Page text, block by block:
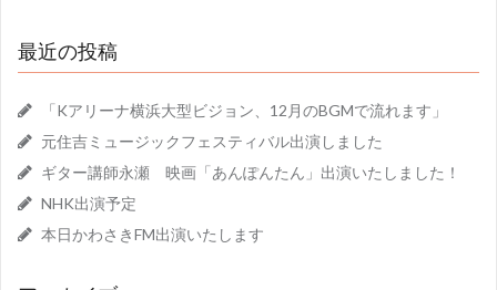
ゲ
ー
シ
ョ
ン
最近の投稿
「Kアリーナ横浜大型ビジョン、12月のBGMで流れます」
元住吉ミュージックフェスティバル出演しました
ギター講師永瀬 映画「あんぽんたん」出演いたしました！
NHK出演予定
本日かわさきFM出演いたします